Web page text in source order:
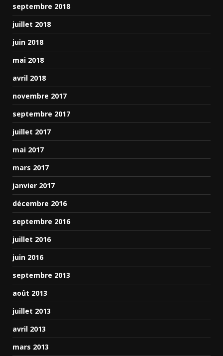
septembre 2018
juillet 2018
juin 2018
mai 2018
avril 2018
novembre 2017
septembre 2017
juillet 2017
mai 2017
mars 2017
janvier 2017
décembre 2016
septembre 2016
juillet 2016
juin 2016
septembre 2013
août 2013
juillet 2013
avril 2013
mars 2013